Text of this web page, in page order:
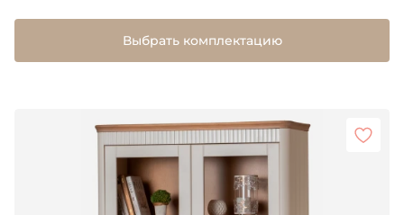
Выбрать комплектацию